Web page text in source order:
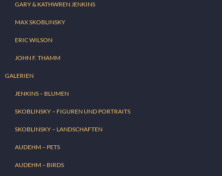
GARY & KATHWREN JENKINS
MAX SKOBLINSKY
ERIC WILSON
JOHN F. THAMM
GALERIEN
JENKINS – BLUMEN
SKOBLINSKY – FIGUREN UND PORTRAITS
SKOBLINSKY – LANDSCHAFTEN
AUDEHM – PETS
AUDEHM – BIRDS